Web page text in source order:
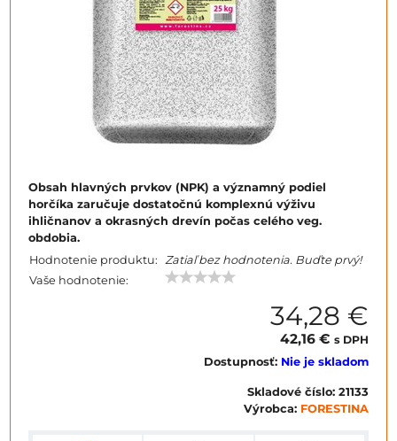
Obsah hlavných prvkov (NPK) a významný podiel
horčíka zaručuje dostatočnú komplexnú výživu
ihličnanov a okrasných drevín počas celého veg.
obdobia.
Hodnotenie produktu: Zatiaľ bez hodnotenia. Buďte prvý!
Vaše hodnotenie:
34,28 €
42,16 € s DPH
Dostupnosť: Nie je skladom
Skladové číslo: 21133
Výrobca: FORESTINA